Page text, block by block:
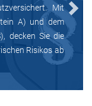
Mit
A) und dem
decken Sie die
Risikos ab
Next